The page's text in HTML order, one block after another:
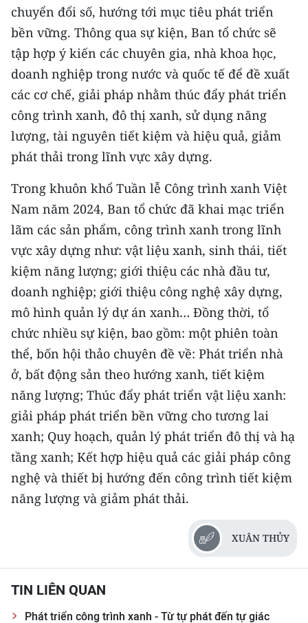
chuyển đổi số, hướng tới mục tiêu phát triển
bền vững. Thông qua sự kiện, Ban tổ chức sẽ
tập hợp ý kiến các chuyên gia, nhà khoa học,
doanh nghiệp trong nước và quốc tế để đề xuất
các cơ chế, giải pháp nhằm thúc đẩy phát triển
công trình xanh, đô thị xanh, sử dụng năng
lượng, tài nguyên tiết kiệm và hiệu quả, giảm
phát thải trong lĩnh vực xây dựng.
Trong khuôn khổ Tuần lễ Công trình xanh Việt
Nam năm 2024, Ban tổ chức đã khai mạc triển
lãm các sản phẩm, công trình xanh trong lĩnh
vực xây dựng như: vật liệu xanh, sinh thái, tiết
kiệm năng lượng; giới thiệu các nhà đầu tư,
doanh nghiệp; giới thiệu công nghệ xây dựng,
mô hình quản lý dự án xanh… Đồng thời, tổ
chức nhiều sự kiện, bao gồm: một phiên toàn
thể, bốn hội thảo chuyên đề về: Phát triển nhà
ở, bất động sản theo hướng xanh, tiết kiệm
năng lượng; Thúc đẩy phát triển vật liệu xanh:
giải pháp phát triển bền vững cho tương lai
xanh; Quy hoạch, quản lý phát triển đô thị và hạ
tầng xanh; Kết hợp hiệu quả các giải pháp công
nghệ và thiết bị hướng đến công trình tiết kiệm
năng lượng và giảm phát thải.
XUÂN THỦY
TIN LIÊN QUAN
Phát triển công trình xanh - Từ tự phát đến tự giác